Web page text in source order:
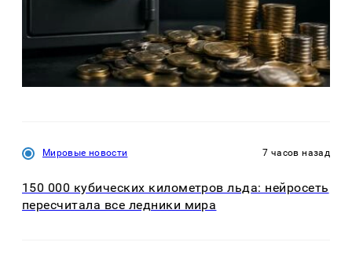
Мировые новости 7 часов назад
150 000 кубических километров льда: нейросеть
пересчитала все ледники мира